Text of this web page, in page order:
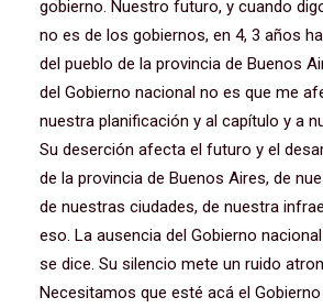
gobierno. Nuestro futuro, y cuando
no es de los gobiernos, en 4, 3 años
del pueblo de la provincia de Buenos
del Gobierno nacional no es que me
nuestra planificación y al capítulo y a
Su deserción afecta el futuro y el
de la provincia de Buenos Aires, de
de nuestras ciudades, de nuestra
eso. La ausencia del Gobierno
se dice. Su silencio mete un ruido
Necesitamos que esté acá el Gobierno